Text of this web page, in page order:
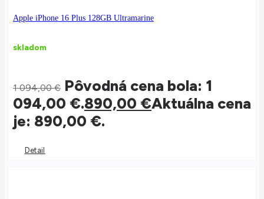
Apple iPhone 16 Plus 128GB Ultramarine
skladom
1 094,00€ Pôvodná cena bola: 1
094,00 €.890,00 €Aktuálna cena
je: 890,00 €.
Detail